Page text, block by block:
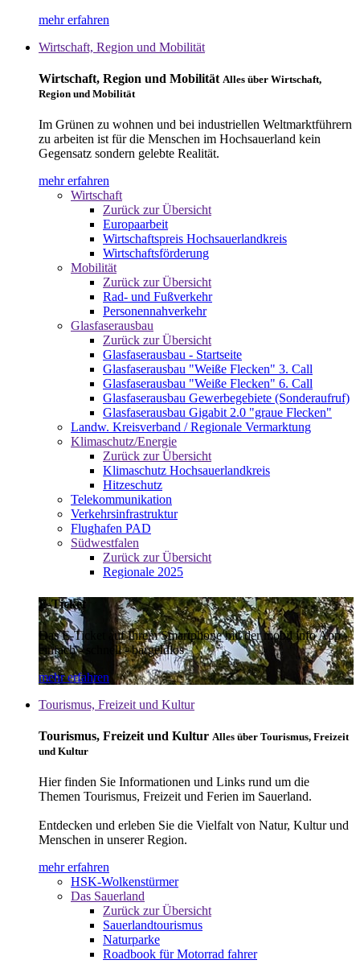
mehr erfahren
Wirtschaft, Region und Mobilität
Wirtschaft, Region und Mobilität Alles über Wirtschaft,
Region und Mobilität
Im Grünen zu wohnen und bei industriellen Weltmarktführern
zu arbeiten ist für die Menschen im Hochsauerland kein
Gegensatz sondern gelebte Realität.
mehr erfahren
Wirtschaft
Zurück zur Übersicht
Europaarbeit
Wirtschaftspreis Hochsauerlandkreis
Wirtschaftsförderung
Mobilität
Zurück zur Übersicht
Rad- und Fußverkehr
Personennahverkehr
Glasfaserausbau
Zurück zur Übersicht
Glasfaserausbau - Startseite
Glasfaserausbau "Weiße Flecken" 3. Call
Glasfaserausbau "Weiße Flecken" 6. Call
Glasfaserausbau Gewerbegebiete (Sonderaufruf)
Glasfaserausbau Gigabit 2.0 "graue Flecken"
Landw. Kreisverband / Regionale Vermarktung
Klimaschutz/Energie
Zurück zur Übersicht
Klimaschutz Hochsauerlandkreis
Hitzeschutz
Telekommunikation
Verkehrsinfrastruktur
Flughafen PAD
Südwestfalen
Zurück zur Übersicht
Regionale 2025
E-Ticket
Das E-Ticket auf Ihrem Smartphone mit der mobil info App -
einfach - schnell - bargeldlos
mehr erfahren
Tourismus, Freizeit und Kultur
Tourismus, Freizeit und Kultur Alles über Tourismus, Freizeit
und Kultur
Hier finden Sie Informationen und Links rund um die
Themen Tourismus, Freizeit und Ferien im Sauerland.
Entdecken und erleben Sie die Vielfalt von Natur, Kultur und
Menschen in unserer Region.
mehr erfahren
HSK-Wolkenstürmer
Das Sauerland
Zurück zur Übersicht
Sauerlandtourismus
Naturparke
Roadbook für Motorrad fahrer